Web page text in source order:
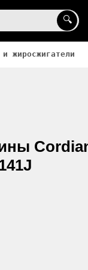
🔍
жиросжигатели